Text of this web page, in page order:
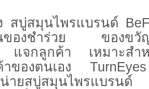
สบู่สมุนไพรแบรนด์
นของชำร่วย ของ
แจกลูกค้า เหมาะสำห
ของตนเอง
น่ายสบู่สมุนไพรแบ